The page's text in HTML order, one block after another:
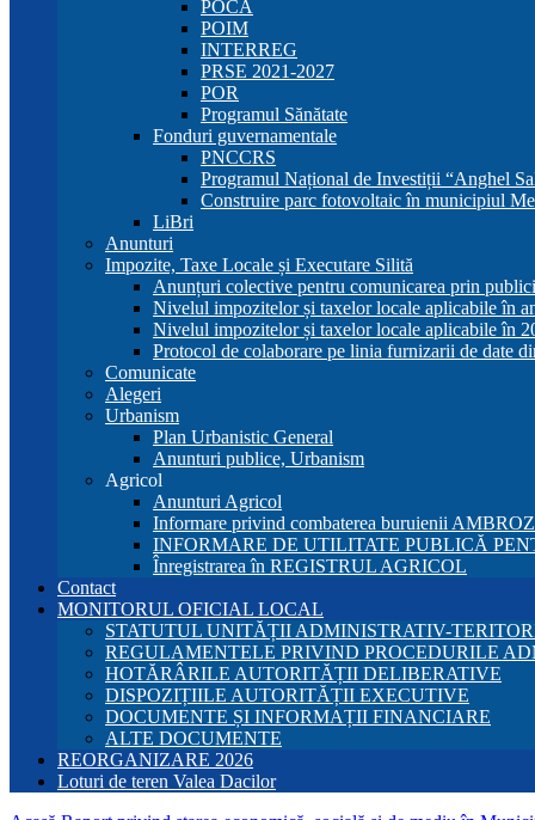
POCA
POIM
INTERREG
PRSE 2021-2027
POR
Programul Sănătate
Fonduri guvernamentale
PNCCRS
Programul Național de Investiții “Anghel
Construire parc fotovoltaic în municipiul
LiBri
Anunturi
Impozite, Taxe Locale și Executare Silită
Anunțuri colective pentru comunicarea prin
Nivelul impozitelor și taxelor locale aplicabile în
Nivelul impozitelor și taxelor locale aplicabile în
Protocol de colaborare pe linia furnizarii de date
Comunicate
Alegeri
Urbanism
Plan Urbanistic General
Anunturi publice, Urbanism
Agricol
Anunturi Agricol
Informare privind combaterea buruienii
INFORMARE DE UTILITATE PUBLICĂ
Înregistrarea în REGISTRUL AGRICOL
Contact
MONITORUL OFICIAL LOCAL
STATUTUL UNITĂȚII ADMINISTRATIV-
REGULAMENTELE PRIVIND PROCEDURILE
HOTĂRÂRILE AUTORITĂȚII DELIBERATIVE
DISPOZIȚIILE AUTORITĂȚII EXECUTIVE
DOCUMENTE ȘI INFORMAȚII FINANCIARE
ALTE DOCUMENTE
REORGANIZARE 2026
Loturi de teren Valea Dacilor